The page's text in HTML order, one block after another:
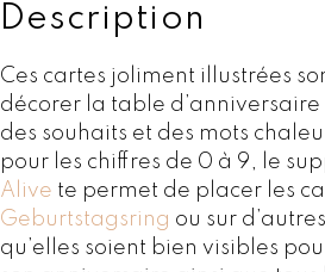
C
r
t
e
s
d
'
a
Description
Ces cartes joliment illustrées
décorer la table
des souhaits et des mots
pour les chiffres de 0 à 9, le
Alive te permet de placer les
Geburtstagsring ou sur
qu’elles soient bien visibles